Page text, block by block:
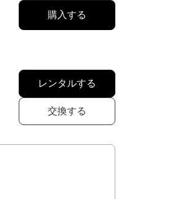
購入する
レンタルする
交換する